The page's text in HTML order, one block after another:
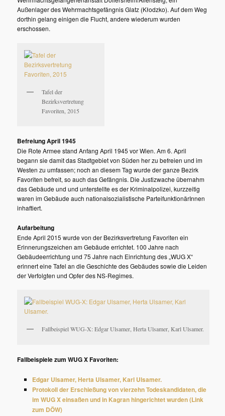
Außenlager des Wehrmachtsgefängnis Glatz (Kłodzko). Auf dem Weg
dorthin gelang einigen die Flucht, andere wiederum wurden
erschossen.
Tafel der
Bezirksvertretung
Favoriten, 2015
Befreiung April 1945
Die Rote Armee stand Anfang April 1945 vor Wien. Am 6. April
begann sie damit das Stadtgebiet von Süden her zu befreien und im
Westen zu umfassen; noch an diesem Tag wurde der ganze Bezirk
Favoriten befreit, so auch das Gefängnis. Die Justizwache übernahm
das Gebäude und und unterstellte es der Kriminalpolizei, kurzzeitig
waren im Gebäude auch nationalsozialistische ParteifunktionärInnen
inhaftiert.
Aufarbeitung
Ende April 2015 wurde von der Bezirksvertretung Favoriten ein
Erinnerungszeichen am Gebäude errichtet. 100 Jahre nach
Gebäudeerrichtung und 75 Jahre nach Einrichtung des „WUG X“
erinnert eine Tafel an die Geschichte des Gebäudes sowie die Leiden
der Verfolgten und Opfer des NS-Regimes.
Fallbeispiel WUG-X: Edgar Ulsamer, Herta Ulsamer, Karl Ulsamer.
Fallbeispiele zum WUG X Favoriten:
Edgar Ulsamer, Herta Ulsamer, Karl Ulsamer.
Protokoll der Erschießung von vierzehn Todeskandidaten, die
im WUG X einsaßen und in Kagran hingerichtet wurden (Link
zum DÖW)